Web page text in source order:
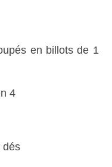
en billots de 1
4
dés